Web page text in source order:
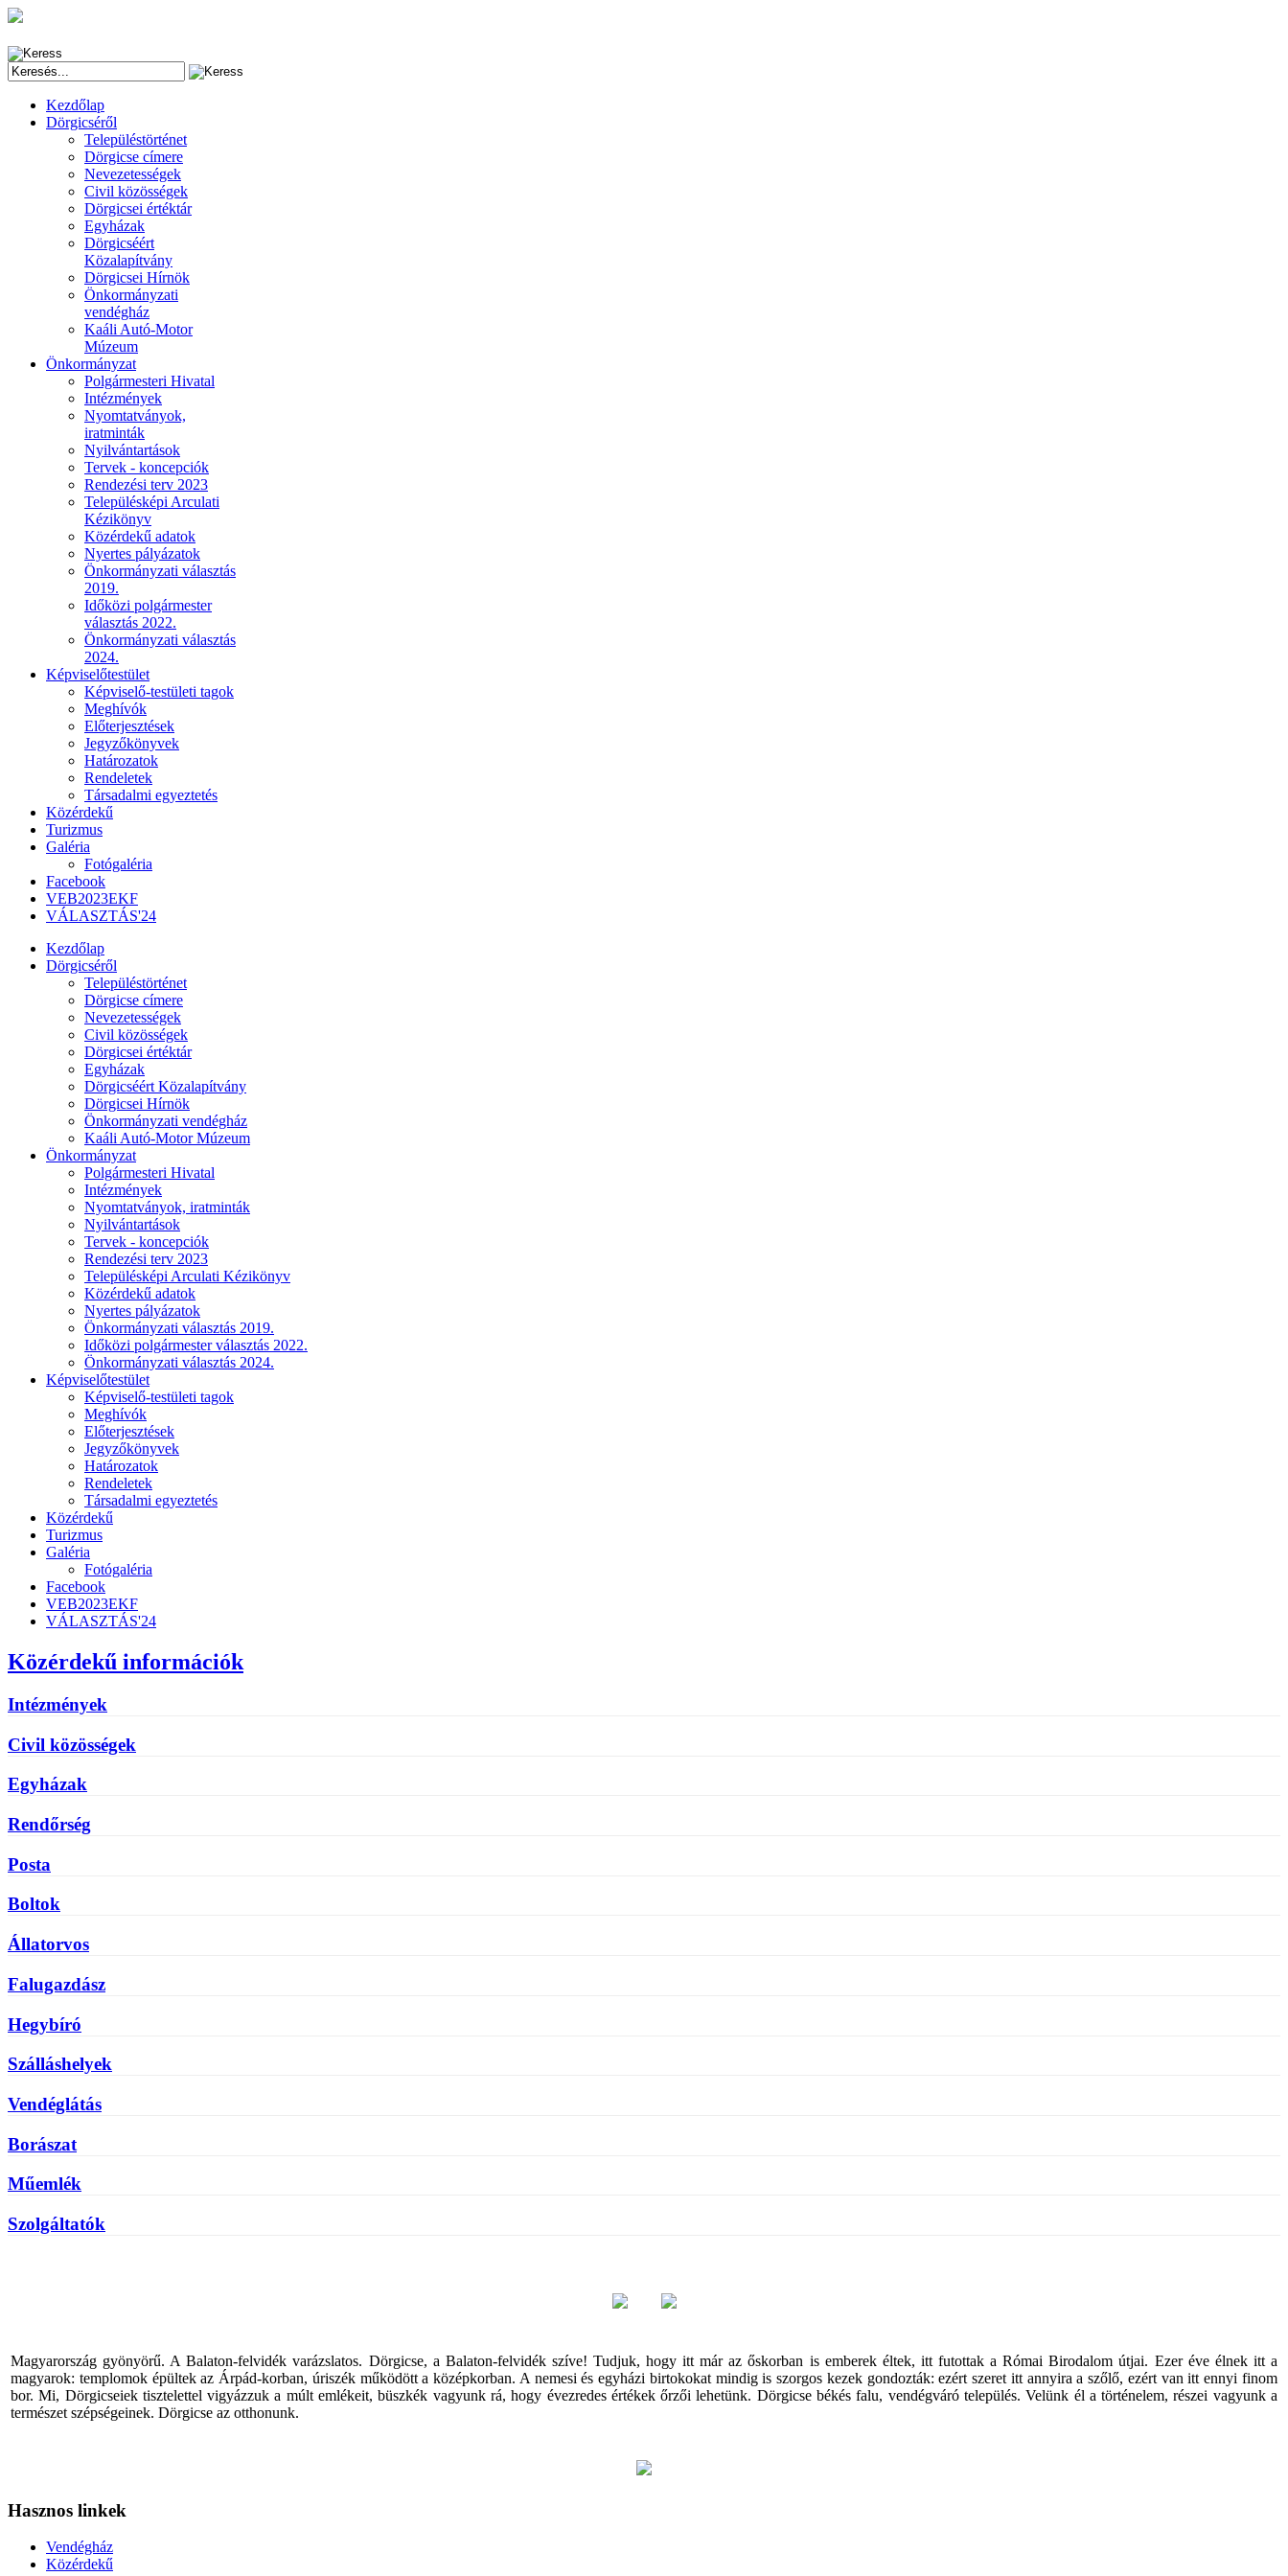
Kezdőlap
Dörgicséről
Településtörténet
Dörgicse címere
Nevezetességek
Civil közösségek
Dörgicsei értéktár
Egyházak
Dörgicséért
Közalapítvány
Dörgicsei Hírnök
Önkormányzati
vendégház
Kaáli Autó-Motor
Múzeum
Önkormányzat
Polgármesteri Hivatal
Intézmények
Nyomtatványok,
iratminták
Nyilvántartások
Tervek - koncepciók
Rendezési terv 2023
Településképi Arculati
Kézikönyv
Közérdekű adatok
Nyertes pályázatok
Önkormányzati választás
2019.
Időközi polgármester
választás 2022.
Önkormányzati választás
2024.
Képviselőtestület
Képviselő-testületi tagok
Meghívók
Előterjesztések
Jegyzőkönyvek
Határozatok
Rendeletek
Társadalmi egyeztetés
Közérdekű
Turizmus
Galéria
Fotógaléria
Facebook
VEB2023EKF
VÁLASZTÁS'24
Kezdőlap
Dörgicséről
Településtörténet
Dörgicse címere
Nevezetességek
Civil közösségek
Dörgicsei értéktár
Egyházak
Dörgicséért Közalapítvány
Dörgicsei Hírnök
Önkormányzati vendégház
Kaáli Autó-Motor Múzeum
Önkormányzat
Polgármesteri Hivatal
Intézmények
Nyomtatványok, iratminták
Nyilvántartások
Tervek - koncepciók
Rendezési terv 2023
Településképi Arculati Kézikönyv
Közérdekű adatok
Nyertes pályázatok
Önkormányzati választás 2019.
Időközi polgármester választás 2022.
Önkormányzati választás 2024.
Képviselőtestület
Képviselő-testületi tagok
Meghívók
Előterjesztések
Jegyzőkönyvek
Határozatok
Rendeletek
Társadalmi egyeztetés
Közérdekű
Turizmus
Galéria
Fotógaléria
Facebook
VEB2023EKF
VÁLASZTÁS'24
Közérdekű információk
Intézmények
Civil közösségek
Egyházak
Rendőrség
Posta
Boltok
Állatorvos
Falugazdász
Hegybíró
Szálláshelyek
Vendéglátás
Borászat
Műemlék
Szolgáltatók
Magyarország gyönyörű. A Balaton-felvidék varázslatos. Dörgicse, a Balaton-felvidék szíve! Tudjuk, hogy itt már az őskorban is emberek éltek, itt futottak a Római Birodalom útjai. Ezer éve élnek itt a
magyarok: templomok épültek az Árpád-korban, úriszék működött a középkorban. A nemesi és egyházi birtokokat mindig is szorgos kezek gondozták: ezért szeret itt annyira a szőlő, ezért van itt ennyi finom
bor. Mi, Dörgicseiek tisztelettel vigyázzuk a múlt emlékeit, büszkék vagyunk rá, hogy évezredes értékek őrzői lehetünk. Dörgicse békés falu, vendégváró település. Velünk él a történelem, részei vagyunk a
természet szépségeinek. Dörgicse az otthonunk.
Hasznos linkek
Vendégház
Közérdekű